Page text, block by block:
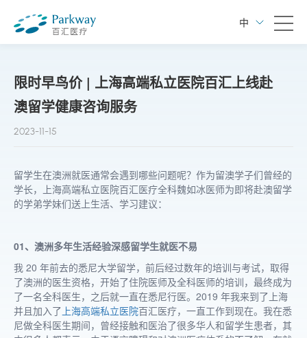
中
限时早鸟价 | 上海高端私立医院百汇上线赴
澳留学健康咨询服务
2023-11-15
留学生在澳洲就医通常会遇到哪些问题呢？作为留澳学子们曾经的
学长，上海高端私立医院百汇医疗全科魏如冰医师为即将赴澳留学
的学弟学妹们送上生活、学习建议：
01、澳洲多年生活经验深感留学生就医不易
我 20 年前去的悉尼大学留学，前后经过数年的培训与考试，取得
了澳洲的医生资格，开始了住院医师及全科医师的培训， 最终成为
了一名全科医生，之后就一直在悉尼行医。2019 年我来到了上海
并且加入了 上海高端私立医院百汇医疗，一直工作到现在。我在悉
尼做全科医生期间，曾经接触和医治了很多华人和留学生患者，其